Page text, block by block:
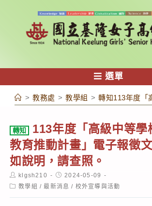
容
選單
> 教務處 > 教學組 > 轉知113年度「
轉知
113年度「高級中等學
教育推動計畫」電子報徵
如說明，請查照。
Post
author:
klgsh210
Post
published:
2024-05-09
Post教學組 / 最新消息 / 校外宣導與活動